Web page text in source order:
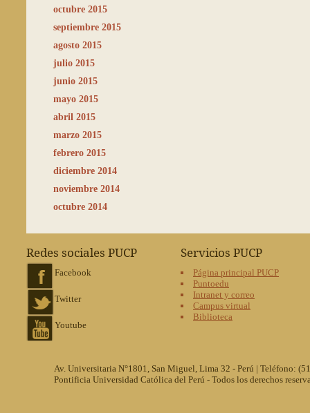
octubre 2015
septiembre 2015
agosto 2015
julio 2015
junio 2015
mayo 2015
abril 2015
marzo 2015
febrero 2015
diciembre 2014
noviembre 2014
octubre 2014
Redes sociales PUCP
Facebook
Twitter
Youtube
Servicios PUCP
Página principal PUCP
Puntoedu
Intranet y correo
Campus virtual
Biblioteca
Av. Universitaria N°1801, San Miguel, Lima 32 - Perú | Teléfono:
Pontificia Universidad Católica del Perú - Todos los derechos